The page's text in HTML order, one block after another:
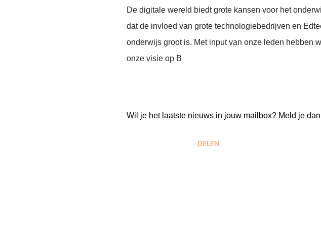
De digitale wereld biedt grote kansen voor het
dat de invloed van grote technologiebedrijven en
onderwijs groot is. Met input van onze leden hebben
onze visie op B
Wil je het laatste nieuws in jouw mailbox? Meld je
DELEN